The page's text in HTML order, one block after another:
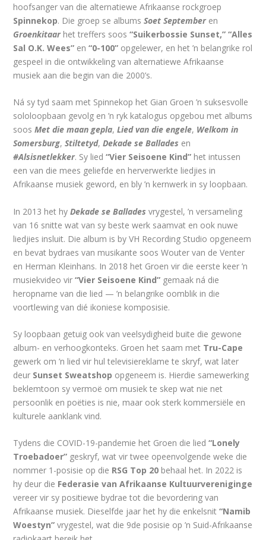
hoofsanger van die alternatiewe Afrikaanse rockgroep
Spinnekop. Die groep se albumsSoet Septemberen
Groenkitaarhet treffers soos“Suikerbossie Sunset,” “Alles
Sal O.K. Wees” en“0-100” opgelewer, en het ’n belangrike rol
gespeel in die ontwikkeling van alternatiewe Afrikaanse
musiek aan die begin van die 2000’s.
Ná sy tyd saam met Spinnekop het Gian Groen ’n suksesvolle
sololoopbaan gevolg en ’n ryk katalogus opgebou met albums
soosMet die maan gepla,Lied van die engele, Welkom in
Somersburg,Stiltetyd,Dekade se Ballades en
#Alsisnetlekker. Sy lied“Vier Seisoene Kind” het intussen
een van die mees geliefde en herverwerkte liedjies in
Afrikaanse musiek geword, en bly ’n kernwerk in sy loopbaan.
In 2013 het hyDekade se Ballades vrygestel, ’n versameling
van 16 snitte wat van sy beste werk saamvat en ook nuwe
liedjies insluit. Die album is by VH Recording Studio opgeneem
en bevat bydraes van musikante soos Wouter van de Venter
en Herman Kleinhans. In 2018 het Groen vir die eerste keer ’n
musiekvideo vir“Vier Seisoene Kind” gemaak ná die
heropname van die lied — ’n belangrike oomblik in die
voortlewing van dié ikoniese komposisie.
Sy loopbaan getuig ook van veelsydigheid buite die gewone
album- en verhoogkonteks. Groen het saam met Tru-Cape
gewerk om ’n lied vir hul televisiereklame te skryf, wat later
deur Sunset Sweatshop opgeneem is. Hierdie samewerking
beklemtoon sy vermoë om musiek te skep wat nie net
persoonlik en poëties is nie, maar ook sterk kommersiële en
kulturele aanklank vind.
Tydens die COVID-19-pandemie het Groen die lied“Lonely
Troebadoer” geskryf, wat vir twee opeenvolgende weke die
nommer 1-posisie op die RSG Top 20 behaal het. In 2022 is
hy deur die Federasie van Afrikaanse Kultuurvereniginge
vereer vir sy positiewe bydrae tot die bevordering van
Afrikaanse musiek. Dieselfde jaar het hy die enkelsnit“Namib
Woestyn” vrygestel, wat die 9de posisie op ’n Suid-Afrikaanse